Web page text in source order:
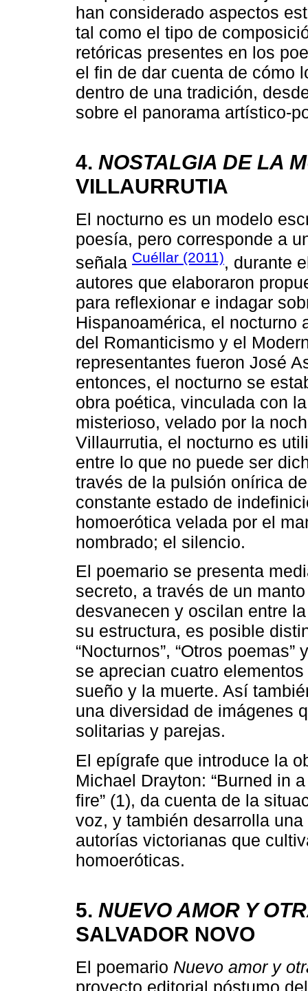
han considerado aspectos
tal como el tipo de
retóricas presentes en los
el fin de dar cuenta de cómo
dentro de una tradición,
sobre el panorama artístico-
4. NOSTALGIA DE LA
VILLAURRUTIA
El nocturno es un modelo
poesía, pero corresponde a
señala Cuéllar (2011), durante
autores que elaboraron
para reflexionar e indagar
Hispanoamérica, el nocturno
del Romanticismo y el
representantes fueron José
entonces, el nocturno se
obra poética, vinculada con
misterioso, velado por la
Villaurrutia, el nocturno es
entre lo que no puede ser
través de la pulsión onírica
constante estado de
homoerótica velada por el
nombrado; el silencio.
El poemario se presenta
secreto, a través de un
desvanecen y oscilan entre
su estructura, es posible
“Nocturnos”, “Otros
se aprecian cuatro
sueño y la muerte. Así
una diversidad de imágenes
solitarias y parejas.
El epígrafe que introduce la
Michael Drayton: “Burned in
fire” (1), da cuenta de la
voz, y también desarrolla
autorías victorianas que
homoeróticas.
5. NUEVO AMOR Y
SALVADOR NOVO
El poemario Nuevo amor y
proyecto editorial póstumo